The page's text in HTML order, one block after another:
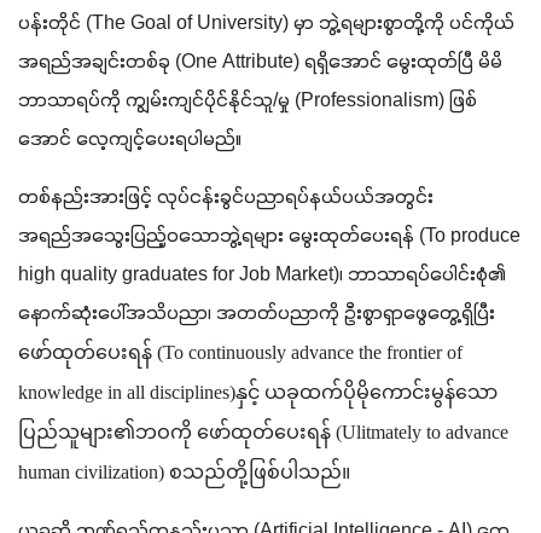
ပန်းတိုင် (The Goal of University) မှာ ဘွဲ့ရများစွာတို့ကို ပင်ကိုယ်
အရည်အချင်းတစ်ခု (One Attribute) ရရှိအောင် မွေးထုတ်ပြီ မိမိ
ဘာသာရပ်ကို ကျွမ်းကျင်ပိုင်နိုင်သူ/မှု (Professionalism) ဖြစ်
အောင် လေ့ကျင့်ပေးရပါမည်။
တစ်နည်းအားဖြင့် လုပ်ငန်းခွင်ပညာရပ်နယ်ပယ်အတွင်း
အရည်အသွေးပြည့်ဝသောဘွဲ့ရများ မွေးထုတ်ပေးရန် (To produce
high quality graduates for Job Market)၊ ဘာသာရပ်ပေါင်းစုံ၏
နောက်ဆုံးပေါ်အသိပညာ၊ အတတ်ပညာကို ဦးစွာရှာဖွေတွေ့ရှိပြီး
ဖော်ထုတ်ပေးရန် (To continuously advance the frontier of
knowledge in all disciplines)နှင့် ယခုထက်ပိုမိုကောင်းမွန်သော
ပြည်သူများ၏ဘဝကို ဖော်ထုတ်ပေးရန် (Ulitmately to advance
human civilization) စသည်တို့ဖြစ်ပါသည်။